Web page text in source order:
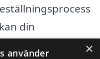
din
×
använder